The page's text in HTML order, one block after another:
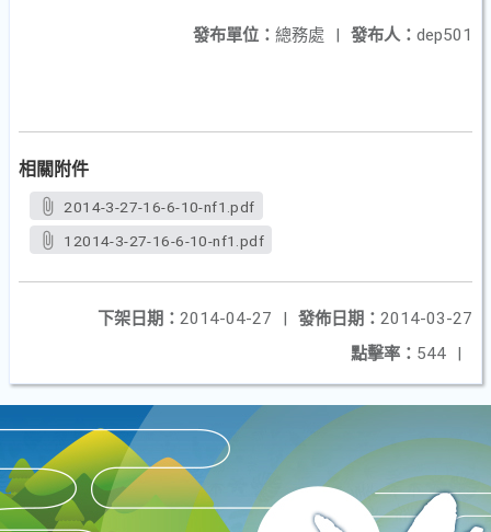
發布人： dep501
發布單位： 總務處 |
相關附件
2014-3-27-16-6-10-nf1.pdf
12014-3-27-16-6-10-nf1.pdf
發佈日期： 2014-03-27
下架日期： 2014-04-27
|
點擊率： 544 |